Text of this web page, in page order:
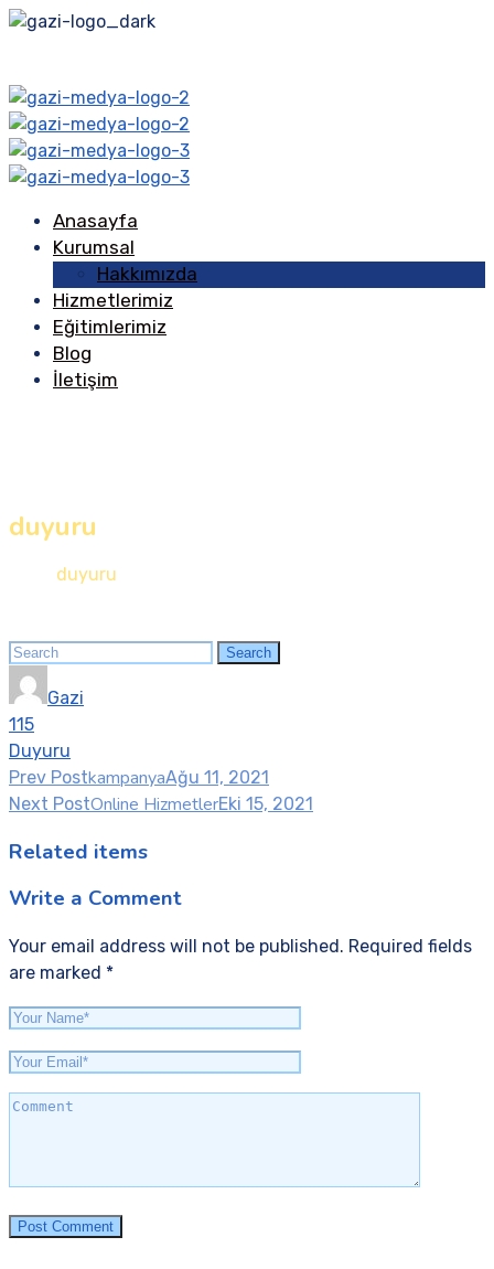
Anasayfa
Kurumsal
Hakkımızda
Hizmetlerimiz
Eğitimlerimiz
Blog
İletişim
duyuru
duyuru
Search
for:
Search
Gazi
115
Duyuru
Prev PostkampanyaAğu 11, 2021
Next PostOnline HizmetlerEki 15, 2021
Related items
Write a Comment
Your email address will not be published. Required fields
are marked *